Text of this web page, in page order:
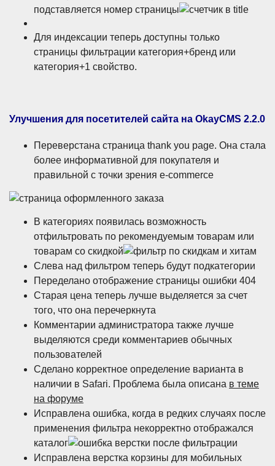
подставляется номер страницы
Для индексации теперь доступны только
страницы фильтрации категория+бренд или
категория+1 свойство.
Улучшения для посетителей сайта на OkayCMS 2.2.0
Переверстана страница thank you page. Она стала
более информативной для покупателя и
правильной с точки зрения e-commerce
В категориях появилась возможность
отфильтровать по рекомендуемым товарам или
товарам со скидкой
Слева над фильтром теперь будут подкатегории
Переделано отображение страницы ошибки 404
Старая цена теперь лучше выделяется за счет
того, что она перечеркнута
Комментарии администратора также лучше
выделяются среди комментариев обычных
пользователей
Сделано корректное определение варианта в
наличии в Safari. Проблема была описана в теме
на форуме
Исправлена ошибка, когда в редких случаях после
применения фильтра некорректно отображался
каталог
Исправлена верстка корзины для мобильных